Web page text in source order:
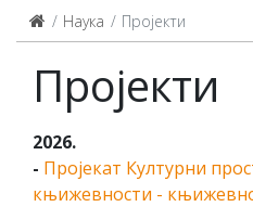
Наука Пројекти
Пројекти
2026.
- Пројекат Културни
књижевности -